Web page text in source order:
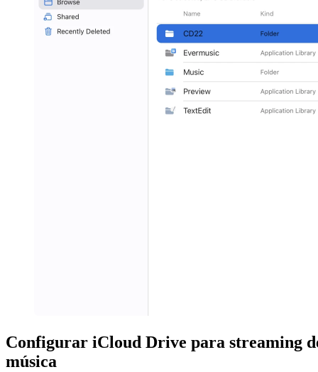
Configurar iCloud Drive para streaming
música